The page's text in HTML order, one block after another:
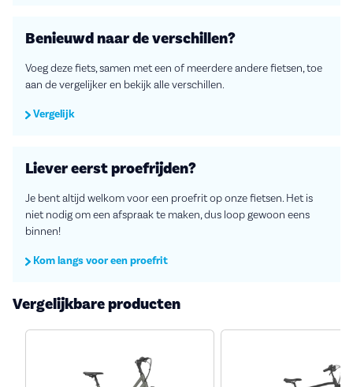
Benieuwd naar de verschillen?
Voeg deze fiets, samen met een of meerdere andere fietsen, toe
aan de vergelijker en bekijk alle verschillen.
Vergelijk
Liever eerst proefrijden?
Je bent altijd welkom voor een proefrit op onze fietsen. Het is
niet nodig om een afspraak te maken, dus loop gewoon eens
binnen!
Kom langs voor een proefrit
Vergelijkbare producten